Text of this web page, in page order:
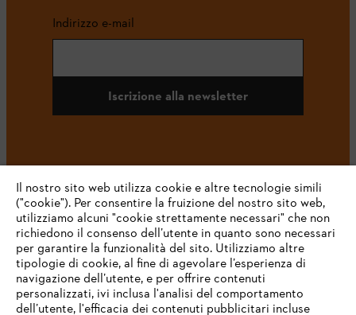
Indirizzo e-mail
Iscrizione alla newsletter
L’azienda
Il nostro sito web utilizza cookie e altre tecnologie simili
("cookie"). Per consentire la fruizione del nostro sito web,
utilizziamo alcuni "cookie strettamente necessari" che non
richiedono il consenso dell’utente in quanto sono necessari
per garantire la funzionalità del sito. Utilizziamo altre
tipologie di cookie, al fine di agevolare l’esperienza di
navigazione dell’utente, e per offrire contenuti
personalizzati, ivi inclusa l'analisi del comportamento
dell’utente, l'efficacia dei contenuti pubblicitari incluse